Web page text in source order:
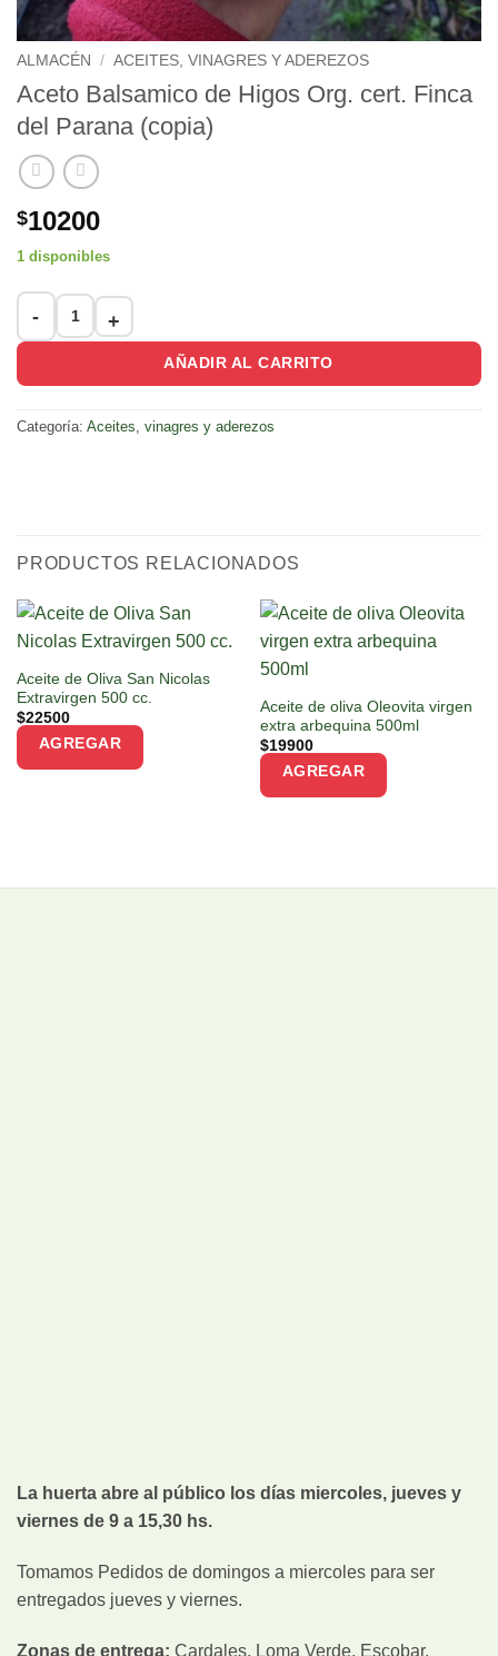
ALMACÉN / ACEITES, VINAGRES Y ADEREZOS
Aceto Balsamico de Higos Org. cert. Finca
del Parana (copia)
$10200
1 disponibles
Aceto Balsamico de Higos Org. cert. Finca del Parana (copia)
AÑADIR AL CARRITO
Categoría: Aceites, vinagres y aderezos
PRODUCTOS RELACIONADOS
Aceite de Oliva San Nicolas
Extravirgen 500 cc.
$22500
AGREGAR
Aceite de oliva Oleovita virgen
extra arbequina 500ml
$19900
AGREGAR
La huerta abre al público los días miercoles, jueves y
viernes de 9 a 15,30 hs.
Tomamos Pedidos de domingos a miercoles para ser
entregados jueves y viernes.
Zonas de entrega: Cardales, Loma Verde, Escobar,